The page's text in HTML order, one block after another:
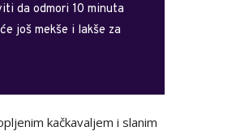
da odmori 10 minuta
još mekše i lakše za
kačkavaljem i slanim